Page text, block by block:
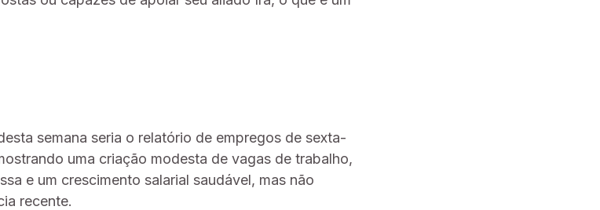
semana seria o relatório de empregos de sexta-
uma criação modesta de vagas de trabalho,
e um crescimento salarial saudável, mas não
recente.